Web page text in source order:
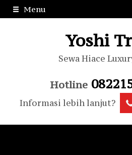
Menu
Yoshi
Sewa Hiace
Hotline
Informasi lebih lanjut?